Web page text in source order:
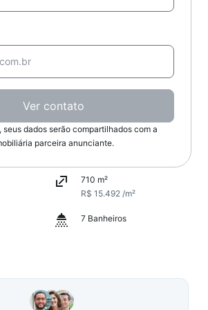
Ver contato
seus dados serão compartilhados com a
parceira anunciante.
710 m²
R$ 15.492 /m²
7 Banheiros